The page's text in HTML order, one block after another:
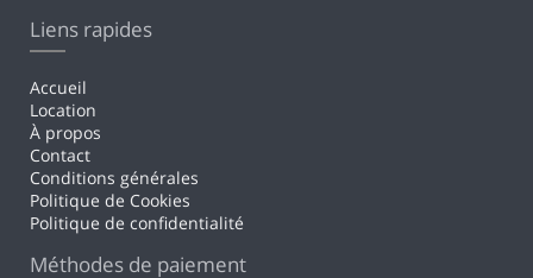
Liens rapides
Accueil
Location
À propos
Contact
Conditions générales
Politique de Cookies
Politique de confidentialité
Méthodes de paiement